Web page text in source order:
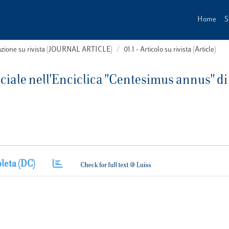
Home
su rivista (JOURNAL ARTICLE) 01.1 - Articolo su rivista (Article)
nell'Enciclica "Centesimus annus" di
(DC)